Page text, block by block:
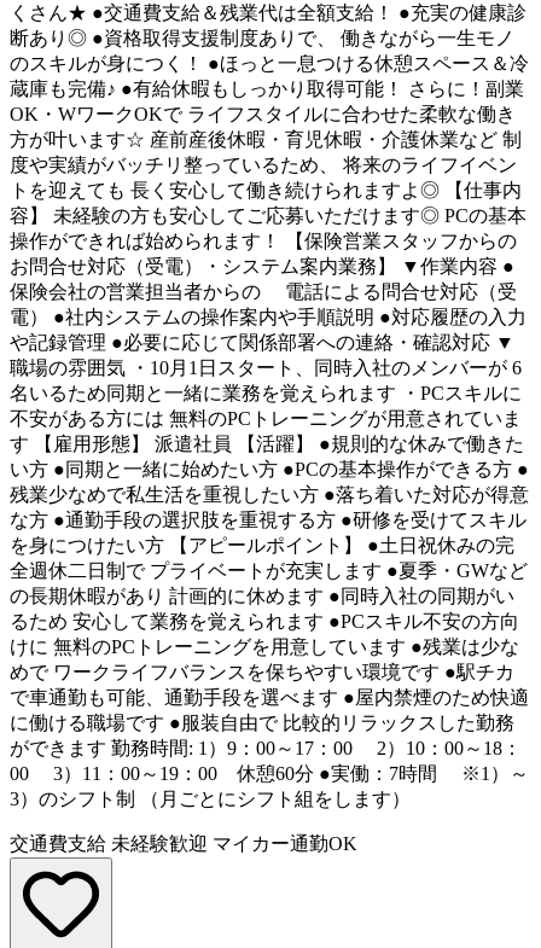
くさん★ ●交通費支給＆残業代は全額支給！ ●充実の健康診
断あり◎ ●資格取得支援制度ありで、 働きながら一生モノ
のスキルが身につく！ ●ほっと一息つける休憩スペース＆冷
蔵庫も完備♪ ●有給休暇もしっかり取得可能！ さらに！副業
OK・WワークOKで ライフスタイルに合わせた柔軟な働き
方が叶います☆ 産前産後休暇・育児休暇・介護休業など 制
度や実績がバッチリ整っているため、 将来のライフイベン
トを迎えても 長く安心して働き続けられますよ◎ 【仕事内
容】 未経験の方も安心してご応募いただけます◎ PCの基本
操作ができれば始められます！ 【保険営業スタッフからの
お問合せ対応（受電）・システム案内業務】 ▼作業内容 ●
保険会社の営業担当者からの 電話による問合せ対応（受
電） ●社内システムの操作案内や手順説明 ●対応履歴の入力
や記録管理 ●必要に応じて関係部署への連絡・確認対応 ▼
職場の雰囲気 ・10月1日スタート、同時入社のメンバーが 6
名いるため同期と一緒に業務を覚えられます ・PCスキルに
不安がある方には 無料のPCトレーニングが用意されていま
す 【雇用形態】 派遣社員 【活躍】 ●規則的な休みで働きた
い方 ●同期と一緒に始めたい方 ●PCの基本操作ができる方 ●
残業少なめで私生活を重視したい方 ●落ち着いた対応が得意
な方 ●通勤手段の選択肢を重視する方 ●研修を受けてスキル
を身につけたい方 【アピールポイント】 ●土日祝休みの完
全週休二日制で プライベートが充実します ●夏季・GWなど
の長期休暇があり 計画的に休めます ●同時入社の同期がい
るため 安心して業務を覚えられます ●PCスキル不安の方向
けに 無料のPCトレーニングを用意しています ●残業は少な
めで ワークライフバランスを保ちやすい環境です ●駅チカ
で車通勤も可能、通勤手段を選べます ●屋内禁煙のため快適
に働ける職場です ●服装自由で 比較的リラックスした勤務
ができます 勤務時間: 1）9：00～17：00 2）10：00～18：
00 3）11：00～19：00 休憩60分 ●実働：7時間 ※1）～
3）のシフト制 （月ごとにシフト組をします）
交通費支給 未経験歓迎 マイカー通勤OK